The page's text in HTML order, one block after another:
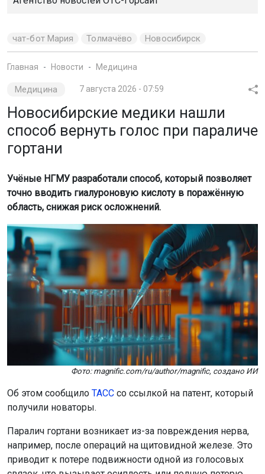
чат-бот Мария Толмачёво Новосибирск
Главная Новости Медицина
Медицина 7 августа 2026 - 07:59
Новосибирские медики нашли
способ вернуть голос при параличе
гортани
Учёные НГМУ разработали способ, который позволяет
точно вводить гиалуроновую кислоту в поражённую
область, снижая риск осложнений.
Фото: magnific.com/ru/author/magnific, создано ИИ
Об этом сообщило ТАСС со ссылкой на патент, который
получили новаторы.
Паралич гортани возникает из-за повреждения нерва,
например, после операций на щитовидной железе. Это
приводит к потере подвижности одной из голосовых